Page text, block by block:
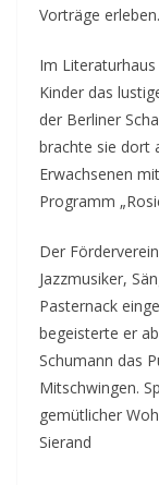
Vorträge erleben.
Im Literaturhaus
Kinder das
der Berliner
brachte sie dort
Erwachsenen
Programm
Der
Jazzmusiker,
Pasternack
begeisterte er
Schumann das
Mitschwingen.
gemütlicher
Sierand